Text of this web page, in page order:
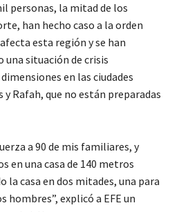
personas, la mitad de los
han hecho caso a la orden
esta región y se han
una situación de crisis
en las ciudades
y Rafah, que no están preparadas
a 90 de mis familiares, y
en una casa de 140 metros
la casa en dos mitades, una para
hombres”, explicó a EFE un